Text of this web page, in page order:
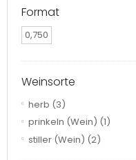
Format
0,750
Weinsorte
herb (3)
prinkeln (Wein) (1)
stiller (Wein) (2)